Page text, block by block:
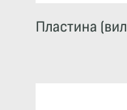
Пластина